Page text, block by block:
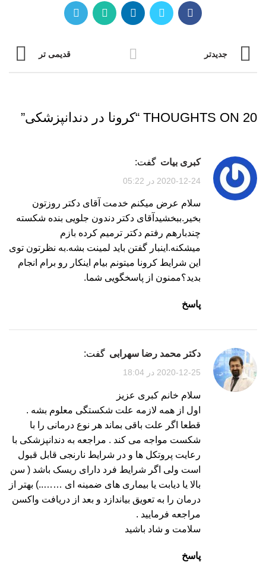
جدیدتر قدیمی تر
20 THOUGHTS ON “ کرونا در دندانپزشکی”
کبری بیات گفت:
2020-12-24 در 05:22
سلام عرض میکنم خدمت آقای دکتر روزتون
بخیر.ببخشیدآقای دکتر دندون جلویی بنده شکسته
چندبارهم رفتم دکتر ترمیم کرده بازم
میشکنه.اینبار گفتن باید لمینت بشه.به نظرتون توی
این شرایط کرونا میتونم بیام اینکار رو برام انجام
بدید؟ممنون از پاسخگویی شما.
پاسخ
دکتر محمد رضا سهرابی گفت:
2020-12-25 در 18:04
سلام خانم کبری عزیز
اول از همه لازمه علت شکستگی معلوم بشه .
قطعا اگر علت باقی بماند هر نوع درمانی را با
شکست مواجه می کند . مراجعه به دندانپزشکی با
رعایت پروتکل ها و در شرایط نارنجی قابل قبول
است ولی اگر شرایط فرد دارای ریسک باشد ( سن
بالا یا دیابت یا بیماری های ضمینه ای ……..) بهتر از
درمان را به تعویق بیاندازد و بعد از دریافت واکسن
مراجعه فرمایید .
سلامت و شاد باشید
پاسخ